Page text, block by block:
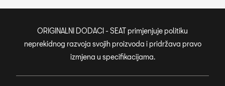
ORIGINALNI DODACI - SEAT primjenjuje politiku
neprekidnog razvoja svojih proizvoda i pridržava pravo
izmjena u specifikacijama.